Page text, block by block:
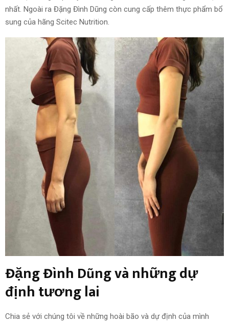
nhất. Ngoài ra Đặng Đình Dũng còn cung cấp thêm thực phẩm bổ
sung của hãng Scitec Nutrition.
Đặng Đình Dũng và những dự
định tương lai
Chia sẻ với chúng tôi về những hoài bão và dự định của mình